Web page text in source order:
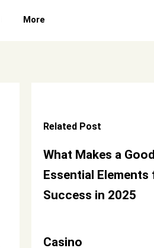
More
Related Post
What Makes a
Essential
Success in 2025
Casino